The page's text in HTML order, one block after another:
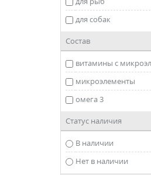
для собак
Состав
витамины с
микроэлементы
омега 3
Статус наличия
В наличии
Нет в наличии